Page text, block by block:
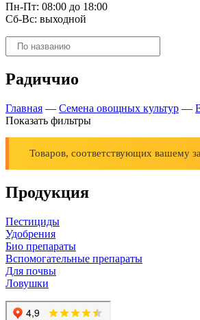
Пн-Пт: 08:00 до 18:00
Сб-Вс: выходной
Поиск
товаров
Радиччио
Главная — Семена овощных культур —
Показать фильтры
Товаров, соответствующих вашему
Продукция
Пестициды
Удобрения
Био препараты
Вспомогательные препараты
Для почвы
Ловушки